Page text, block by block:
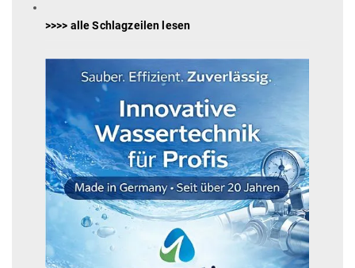
>>>> alle Schlagzeilen lesen